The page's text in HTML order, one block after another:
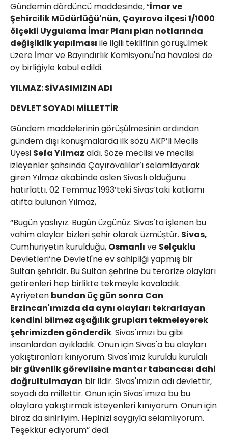
Gündemin dördüncü maddesinde, “İmar ve
Şehircilik Müdürlüğü'nün, Çayırova ilçesi 1/1000
ölçekli Uygulama İmar Planı plan notlarında
değişiklik yapılması ile ilgili teklifinin görüşülmek
üzere İmar ve Bayındırlık Komisyonu'na havalesi de
oy birliğiyle kabul edildi.
YILMAZ: SİVASIMIZIN ADI
DEVLET SOYADI MİLLETTİR
Gündem maddelerinin görüşülmesinin ardından
gündem dışı konuşmalarda ilk sözü AKP’li Meclis
Üyesi Sefa Yılmaz aldı. Söze meclisi ve meclisi
izleyenler şahsında Çayırovalılar’ı selamlayarak
giren Yılmaz akabinde aslen Sivaslı olduğunu
hatırlattı. 02 Temmuz 1993’teki Sivas’taki katliamı
atıfta bulunan Yılmaz,
“Bugün yaslıyız. Bugün üzgünüz. Sivas'ta işlenen bu
vahim olaylar bizleri şehir olarak üzmüştür. Sivas,
Cumhuriyetin kurulduğu, Osmanlı ve Selçuklu
Devletleri’ne Devleti'ne ev sahipliği yapmış bir
Sultan şehridir. Bu Sultan şehrine bu terörize olayları
getirenleri hep birlikte tekmeyle kovaladık.
Ayriyeten bundan üç gün sonra Can
Erzincan'ımızda da aynı olayları tekrarlayan
kendini bilmez aşağılık grupları tekmeleyerek
şehrimizden gönderdik. Sivas'ımızı bu gibi
insanlardan ayıkladık. Onun için Sivas'a bu olayları
yakıştıranları kınıyorum. Sivas'ımız kuruldu kurulalı
bir güvenlik görevlisine mantar tabancası dahi
doğrultulmayan bir ildir. Sivas'ımızın adı devlettir,
soyadı da millettir. Onun için Sivas'ımıza bu bu
olaylara yakıştırmak isteyenleri kınıyorum. Onun için
biraz da sinirliyim. Hepinizi saygıyla selamlıyorum.
Teşekkür ediyorum” dedi.